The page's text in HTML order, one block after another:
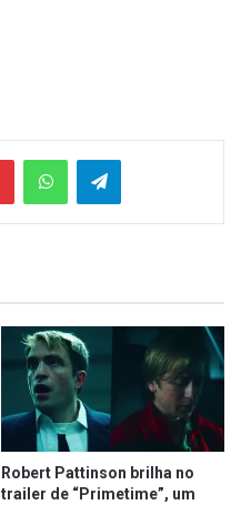
PinterestWhatsAppTelegram
Robert Pattinson brilha no
trailer de “Primetime”, um